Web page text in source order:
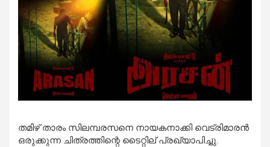
തമിഴ് താരം സിലമ്പരസനെ നായകനാക്കി വെട്രിമാരൻ
ഒരുക്കുന്ന ചിത്രത്തിന്റെ ടൈറ്റില് പ്രഖ്യാപിച്ചു.